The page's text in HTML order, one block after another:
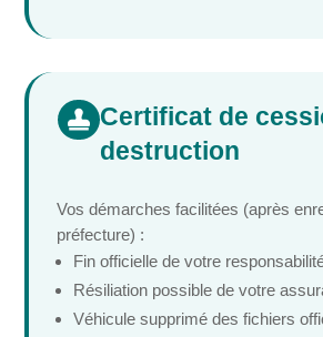
 Certificat de
destruction
Vos démarches facilitées (après
préfecture) :
Fin officielle de votre
Résiliation possible de votre
Véhicule supprimé des fichiers